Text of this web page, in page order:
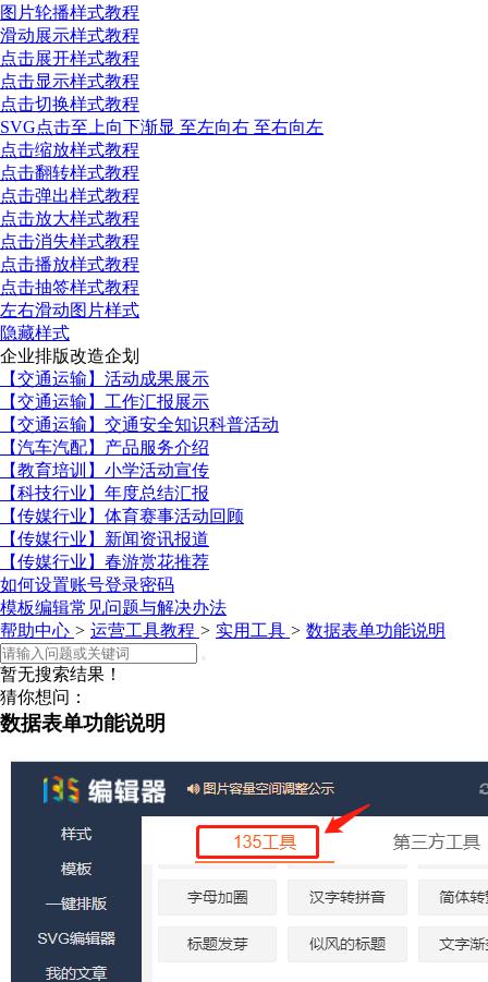
图片轮播样式教程
滑动展示样式教程
点击展开样式教程
点击显示样式教程
点击切换样式教程
SVG点击至上向下渐显 至左向右 至右向左
点击缩放样式教程
点击翻转样式教程
点击弹出样式教程
点击放大样式教程
点击消失样式教程
点击播放样式教程
点击抽签样式教程
左右滑动图片样式
隐藏样式
企业排版改造企划
【交通运输】活动成果展示
【交通运输】工作汇报展示
【交通运输】交通安全知识科普活动
【汽车汽配】产品服务介绍
【教育培训】小学活动宣传
【科技行业】年度总结汇报
【传媒行业】体育赛事活动回顾
【传媒行业】新闻资讯报道
【传媒行业】春游赏花推荐
如何设置账号登录密码
模板编辑常见问题与解决办法
帮助中心 > 运营工具教程 > 实用工具 > 数据表单功能说明
暂无搜索结果！
猜你想问：
数据表单功能说明